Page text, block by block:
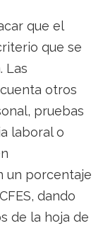
que el
que se
Las
otros
pruebas
laboral o
un porcentaje
dando
de la hoja de